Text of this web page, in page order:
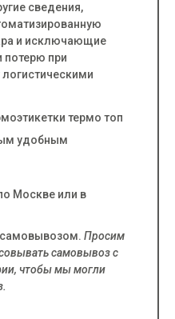
сведения,
и исключающие
потерю при
термо топ
удобным
Москве или в
Просим
самовывоз с
чтобы мы могли